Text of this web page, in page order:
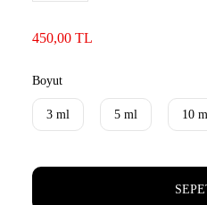
450,00 TL
Boyut
3 ml 5 ml 10